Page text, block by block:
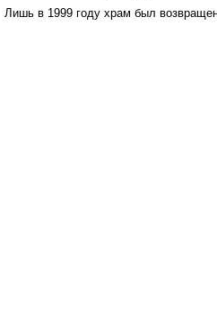
Лишь в 1999 году храм был